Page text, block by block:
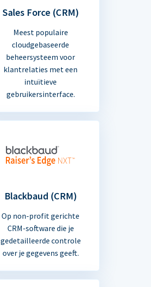
Sales Force (CRM)
Meest populaire
cloudgebaseerde
beheersysteem voor
klantrelaties met een
intuïtieve
gebruikersinterface.
Blackbaud (CRM)
Op non-profit gerichte
CRM-software die je
gedetailleerde controle
over je gegevens geeft.